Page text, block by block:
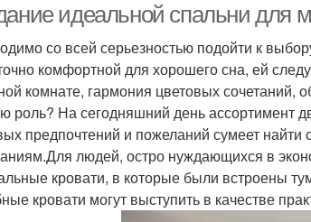
идеальной спальни для
со всей серьезностью подойти к
комфортной для хорошего сна, ей
комнате, гармония цветовых сочетаний,
роль? На сегодняшний день ассортимент
предпочтений и пожеланий сумеет
людей, остро нуждающихся в
кровати, в которые были встроены
кровати могут выступить в качестве